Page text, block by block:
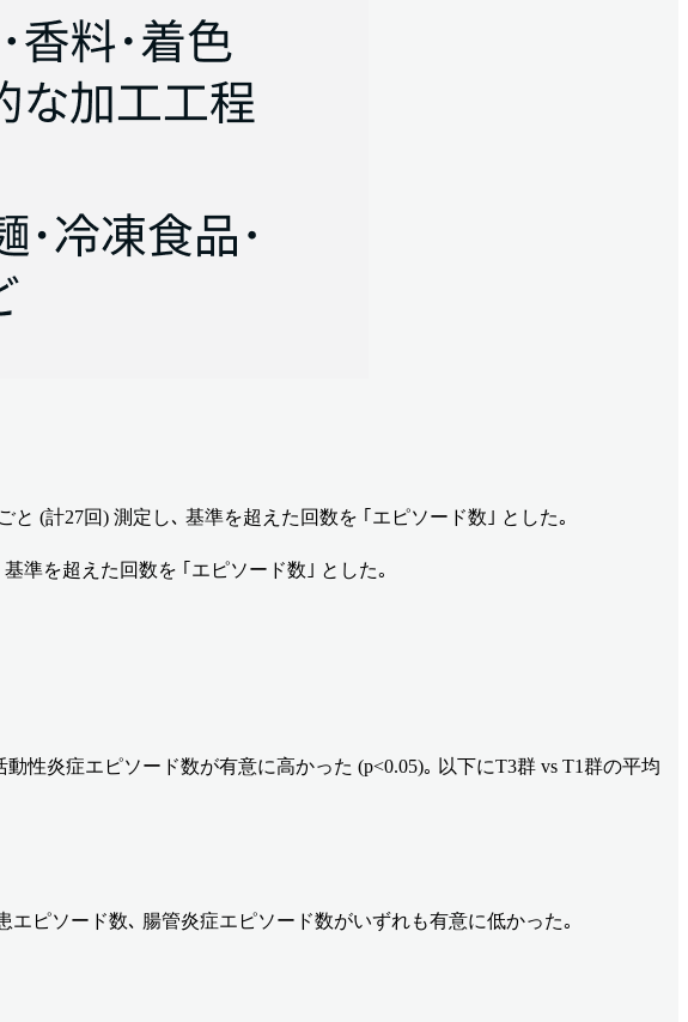
(計27回) 測定し､ 基準を超えた回数を ｢エピソード数｣ とした｡
準を超えた回数を ｢エピソード数｣ とした｡
性炎症エピソード数が有意に高かった (p<0.05)｡ 以下にT3群 vs T1群の平均
ピソード数､ 腸管炎症エピソード数がいずれも有意に低かった｡